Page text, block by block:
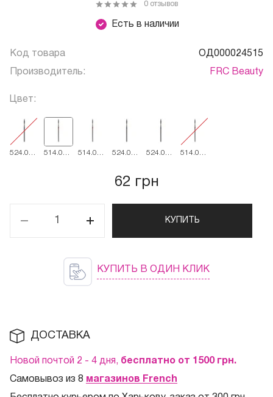
Есть в наличии
0 отзывов
Код товара ОД000024515
Производитель: FRC Beauty
Цвет:
524.018
514.023
514.018
524.023
524.021
514.021
62 грн
КУПИТЬ
КУПИТЬ В ОДИН КЛИК
ДОСТАВКА
Новой почтой 2 - 4 дня, бесплатно от 1500 грн.
Самовывоз из 8 магазинов French